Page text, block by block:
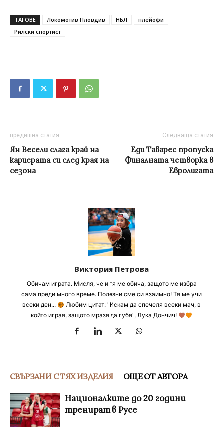
ТАГОВЕ Локомотив Пловдив НБЛ
плейофи
Рилски спортист
предишна статия
Ян Весели слага край на
кариерата си след края на
сезона
Следваща статия
Еди Таварес пропуска
Финалната четворка в
Евролигата
Виктория Петрова
Обичам играта. Мисля, че и тя ме обича, защото ме избра
сама преди много време. Полезни сме си взаимно! Тя ме учи
всеки ден...
Любим цитат: "Искам да спечеля всеки мач, в
който играя, защото мразя да губя", Лука Дончич!
СВЪРЗАНИ С ТЯХ ИЗДЕЛИЯ ОЩЕ ОТ АВТОРА
Националките до 20 години
тренират в Русе